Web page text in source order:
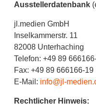
Ausstellerdatenbank
jl.medien GmbH
Inselkammerstr. 11
82008 Unterhaching
Telefon: +49 89
Fax: +49 89 666166-19
E-Mail: info@jl-
Rechtlicher Hinweis: